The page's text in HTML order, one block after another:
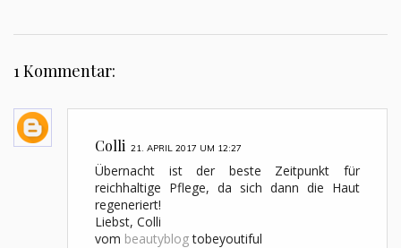
1 Kommentar:
Colli 21. APRIL 2017 UM 12:27
Übernacht ist der beste Zeitpunkt für
reichhaltige Pflege, da sich dann die Haut
regeneriert!
Liebst, Colli
vom beautyblogtobeyoutiful